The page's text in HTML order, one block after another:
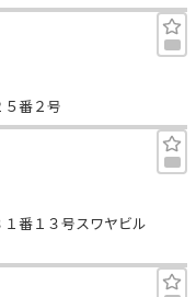
番２号
番１３号スワヤビル